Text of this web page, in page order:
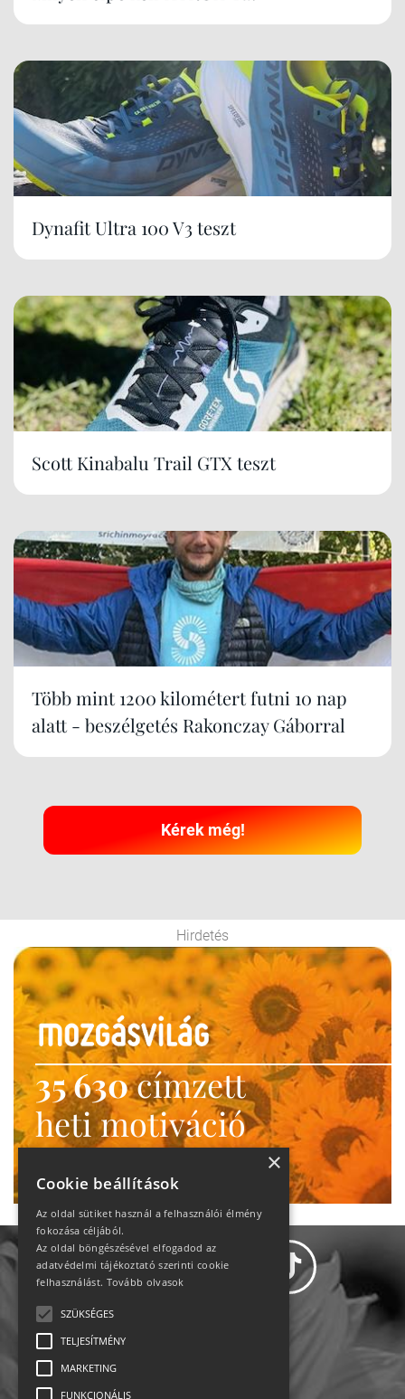
Dynafit Ultra 100 V3 teszt
Scott Kinabalu Trail GTX teszt
Több mint 1200 kilométert futni 10 nap
alatt - beszélgetés Rakonczay Gáborral
Kérek még!
Hirdetés
35 630címzett
heti motiváció
Ne maradj le!
×
Cookie beállítások
Az oldal sütiket használ a felhasználói élmény
fokozása céljából.
Az oldal böngészésével elfogadod az
adatvédelmi tájékoztató szerinti cookie
felhasználást. Tovább olvasok
SZÜKSÉGES
TELJESÍTMÉNY
MARKETING
FUNKCIONÁLIS